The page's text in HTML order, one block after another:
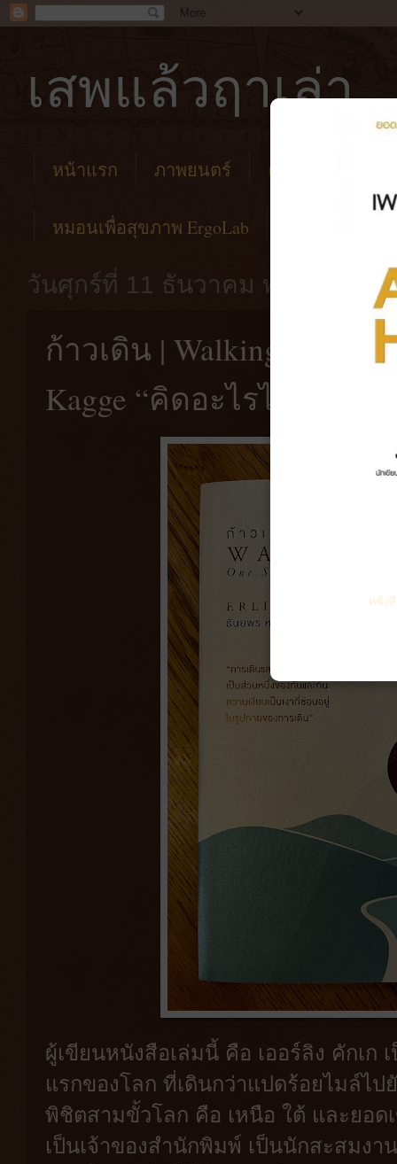
เสพแล้วฤาเล่า
หน้าแรก ภาพยนตร์ คาเฟ่
หมอนเพื่อสุขภาพ ErgoLab
วันศุกร์ที่ 11 ธันวาคม พ.ศ. 2563
ก้าวเดิน | Walking One
Kagge “คิดอะไรไม่ออกใ
ผู้เขียนหนังสือเล่มนี้ คือ เออร์ลิง คักเก
แรกของโลก ที่เดินกว่าแปดร้อยไมล์ไ
พิชิตสามขั้วโลก คือ เหนือ ใต้ และยอด
เป็นเจ้าของสำนักพิมพ์ เป็นนักสะสมง
หนัง